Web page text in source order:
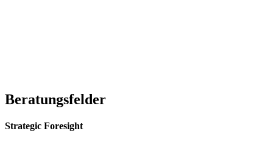
Beratungsfelder
Strategic Foresight